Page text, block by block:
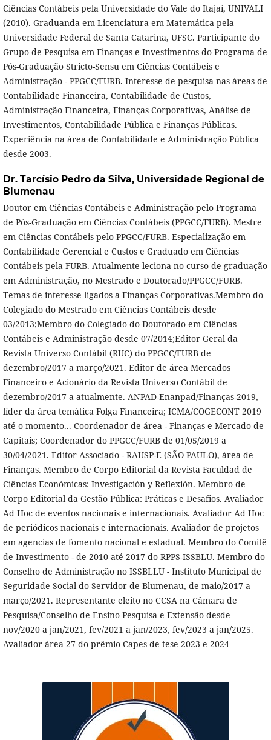
Ciências Contábeis pela Universidade do Vale do Itajaí, UNIVALI
(2010). Graduanda em Licenciatura em Matemática pela
Universidade Federal de Santa Catarina, UFSC. Participante do
Grupo de Pesquisa em Finanças e Investimentos do Programa de
Pós-Graduação Stricto-Sensu em Ciências Contábeis e
Administração - PPGCC/FURB. Interesse de pesquisa nas áreas de
Contabilidade Financeira, Contabilidade de Custos,
Administração Financeira, Finanças Corporativas, Análise de
Investimentos, Contabilidade Pública e Finanças Públicas.
Experiência na área de Contabilidade e Administração Pública
desde 2003.
Dr. Tarcísio Pedro da Silva, Universidade Regional de
Blumenau
Doutor em Ciências Contábeis e Administração pelo Programa
de Pós-Graduação em Ciências Contábeis (PPGCC/FURB). Mestre
em Ciências Contábeis pelo PPGCC/FURB. Especialização em
Contabilidade Gerencial e Custos e Graduado em Ciências
Contábeis pela FURB. Atualmente leciona no curso de graduação
em Administração, no Mestrado e Doutorado/PPGCC/FURB.
Temas de interesse ligados a Finanças Corporativas.Membro do
Colegiado do Mestrado em Ciências Contábeis desde
03/2013;Membro do Colegiado do Doutorado em Ciências
Contábeis e Administração desde 07/2014;Editor Geral da
Revista Universo Contábil (RUC) do PPGCC/FURB de
dezembro/2017 a março/2021. Editor de área Mercados
Financeiro e Acionário da Revista Universo Contábil de
dezembro/2017 a atualmente. ANPAD-Enanpad/Finanças-2019,
líder da área temática Folga Financeira; ICMA/COGECONT 2019
até o momento... Coordenador de área - Finanças e Mercado de
Capitais; Coordenador do PPGCC/FURB de 01/05/2019 a
30/04/2021. Editor Associado - RAUSP-E (SÃO PAULO), área de
Finanças. Membro de Corpo Editorial da Revista Faculdad de
Ciências Económicas: Investigación y Reflexión. Membro de
Corpo Editorial da Gestão Pública: Práticas e Desafios. Avaliador
Ad Hoc de eventos nacionais e internacionais. Avaliador Ad Hoc
de periódicos nacionais e internacionais. Avaliador de projetos
em agencias de fomento nacional e estadual. Membro do Comitê
de Investimento - de 2010 até 2017 do RPPS-ISSBLU. Membro do
Conselho de Administração no ISSBLLU - Instituto Municipal de
Seguridade Social do Servidor de Blumenau, de maio/2017 a
março/2021. Representante eleito no CCSA na Câmara de
Pesquisa/Conselho de Ensino Pesquisa e Extensão desde
nov/2020 a jan/2021, fev/2021 a jan/2023, fev/2023 a jan/2025.
Avaliador área 27 do prêmio Capes de tese 2023 e 2024